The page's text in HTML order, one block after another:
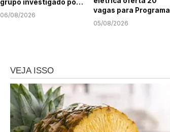
grupo investigado por
roubo de cargas e
06/08/2026
vagas para Programa
Jovem Aprendiz em
05/08/2026